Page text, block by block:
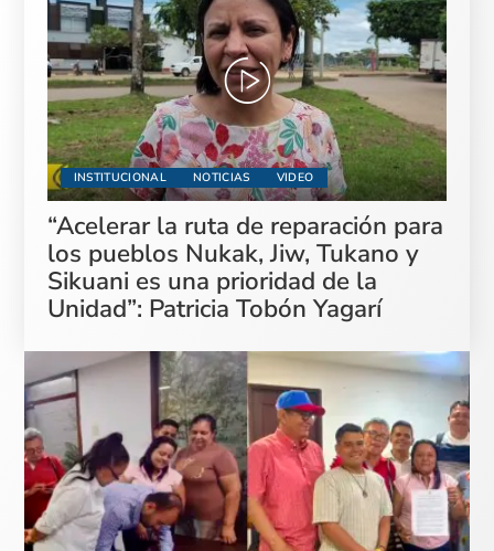
INSTITUCIONAL NOTICIAS VIDEO
“Acelerar la ruta de reparación para
los pueblos Nukak, Jiw, Tukano y
Sikuani es una prioridad de la
Unidad”: Patricia Tobón Yagarí